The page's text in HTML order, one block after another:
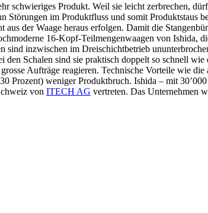
schwieriges Produkt. Weil sie leicht zerbrechen,
Störungen im Produktfluss und somit Produktstaus
der Waage heraus erfolgen. Damit die
16-Kopf-Teilmengenwaagen von Ishida,
sind inzwischen im Dreischichtbetrieb
Schalen sind sie praktisch doppelt so schnell
Aufträge reagieren. Technische Vorteile wie die
Prozent) weniger Produktbruch. Ishida – mit
von ITECH AG vertreten. Das Unternehmen